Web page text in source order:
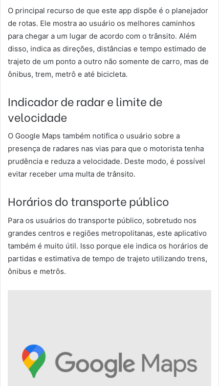
O principal recurso de que este app dispõe é o planejador
de rotas. Ele mostra ao usuário os melhores caminhos
para chegar a um lugar de acordo com o trânsito. Além
disso, indica as direções, distâncias e tempo estimado de
trajeto de um ponto a outro não somente de carro, mas de
ônibus, trem, metrô e até bicicleta.
Indicador de radar e limite de
velocidade
O Google Maps também notifica o usuário sobre a
presença de radares nas vias para que o motorista tenha
prudência e reduza a velocidade. Deste modo, é possível
evitar receber uma multa de trânsito.
Horários do transporte público
Para os usuários do transporte público, sobretudo nos
grandes centros e regiões metropolitanas, este aplicativo
também é muito útil. Isso porque ele indica os horários de
partidas e estimativa de tempo de trajeto utilizando trens,
ônibus e metrôs.